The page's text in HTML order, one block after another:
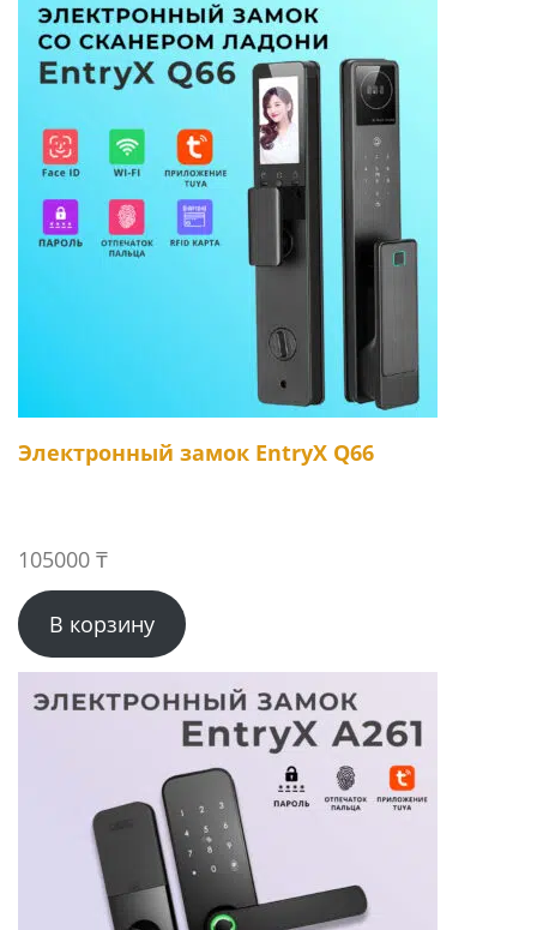
Электронный замок EntryX Q66
105000 ₸
В корзину